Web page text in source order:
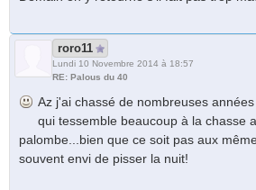
roro11
Lundi 10 Novembre 2014 à 18:57
RE: Palous du 40
Az j'ai chassé de nombreuses
qui tessemble beaucoup à la chasse
palombe...bien que ce soit pas aux
souvent envi de pisser la nuit!